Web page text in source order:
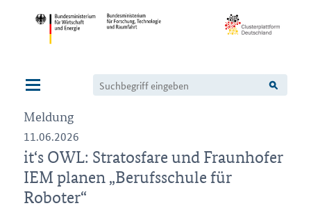
Navigation
Meldung
11.06.2026
it‘sOWL: Stratosfare und Fraunhofer
IEM planen „Berufsschule für
Roboter“